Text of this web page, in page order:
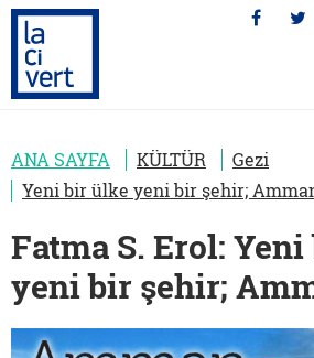
ANA SAYFA KÜLTÜR
Gezi
Yeni bir ülke yeni bir şehir;
Fatma S. Erol:
yeni bir şehir;